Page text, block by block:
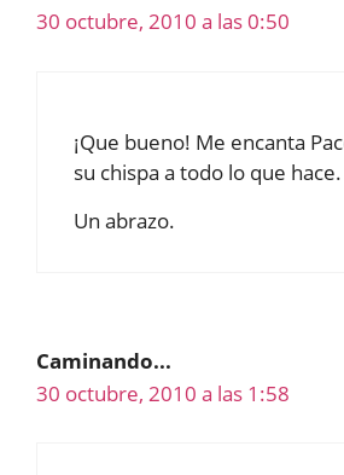
30 octubre, 2010 a las 0:50
¡Que bueno! Me encanta
su chispa a todo lo que hace.
Un abrazo.
Caminando...
30 octubre, 2010 a las 1:58